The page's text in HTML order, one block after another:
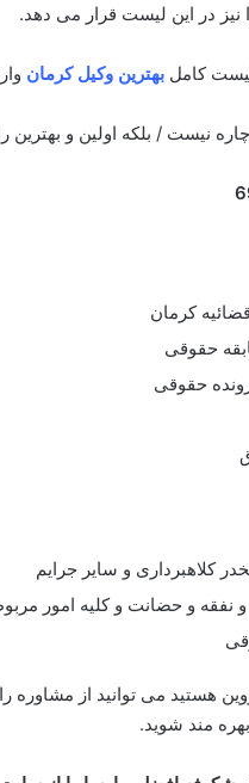
در این لیست قرار می دهد.
کامل بهترین وکیل کرمان
نیست / بلکه اولین و
کرمان
حقوقی
حقوقی
کلاهبرداری و سایر جرایم
نفقه و حضانت و کلیه امور
هستید می توانید از مشاوره
مند شوید.